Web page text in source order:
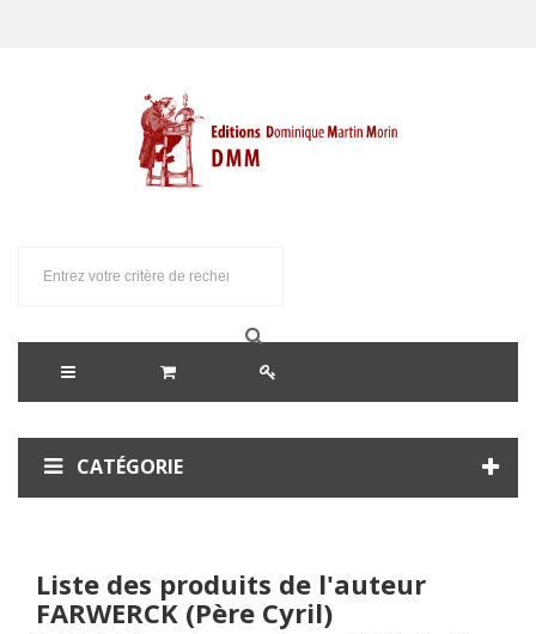
CATÉGORIE
Liste des produits de l'auteur
FARWERCK (Père Cyril)